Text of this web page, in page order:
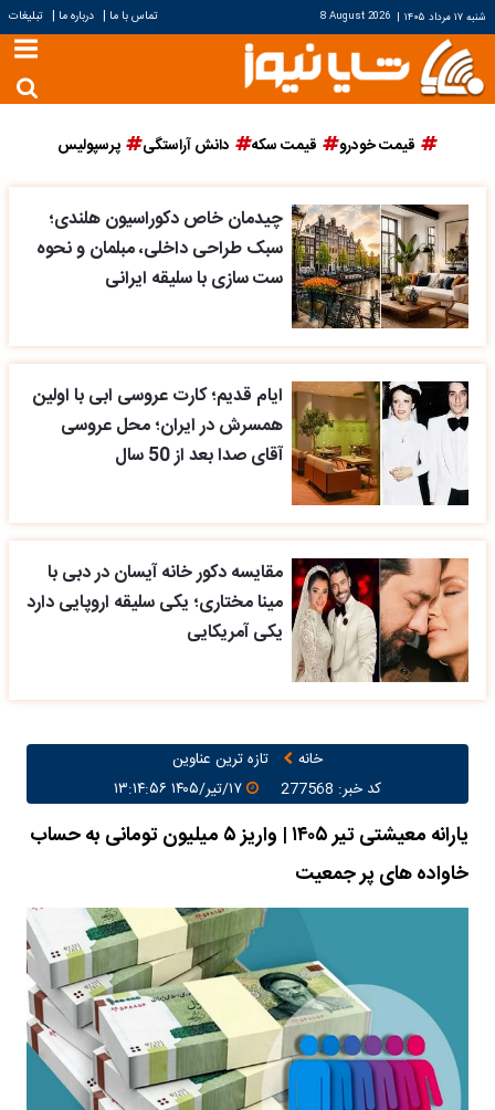
شنبه ۱۷ مرداد ۱۴۰۵ |
8 August 2026 تماس با ما | درباره ما | تبلیغات
قیمت خودرو قیمت سکه دانش آراستگی پرسپولیس
چیدمان خاص دکوراسیون هلندی؛
سبک طراحی داخلی، مبلمان و نحوه
ست سازی با سلیقه ایرانی
ایام قدیم؛ کارت عروسی ابی با اولین
همسرش در ایران؛ محل عروسی
آقای صدا بعد از 50 سال
مقایسه دکور خانه آیسان در دبی با
مینا مختاری؛ یکی سلیقه اروپایی دارد
یکی آمریکایی
خانه
تازه ترین عناوین
کد خبر: 277568
۱۷/تیر/۱۴۰۵ ۱۳:۱۴:۵۶
یارانه معیشتی تیر ۱۴۰۵ | واریز ۵ میلیون تومانی به حساب
خاواده های پر جمعیت